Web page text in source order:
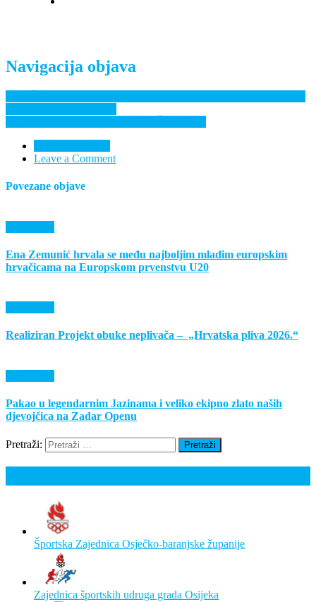
Navigacija objava
Leave a Comment
Povezane objave
Ena Zemunić hrvala se među najboljim mladim europskim
hrvačicama na Europskom prvenstvu U20
Realiziran Projekt obuke neplivača – „Hrvatska pliva 2026.“
Pakao u legendarnim Jazinama i veliko ekipno zlato naših
djevojčica na Zadar Openu
Pretraži:
Športska Zajednica Osječko-baranjske županije
Zajednica športskih udruga grada Osijeka